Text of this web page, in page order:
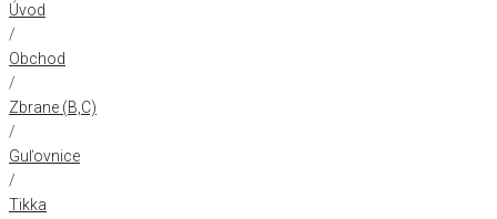
Úvod
/
Obchod
/
Zbrane (B,C)
/
Guľovnice
/
Tikka